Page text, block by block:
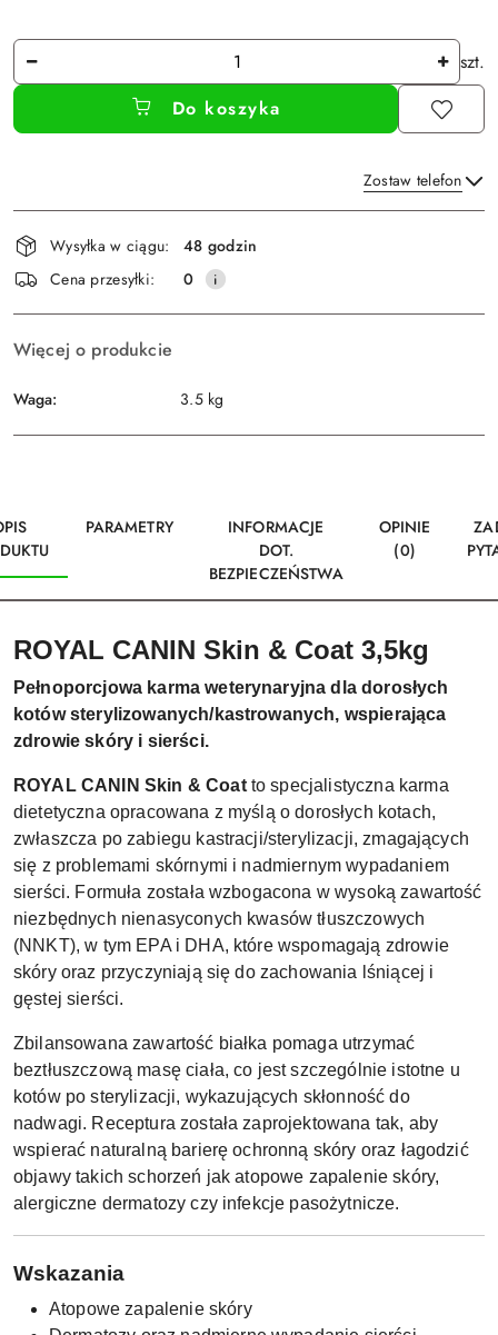
Ilość
szt.
Do koszyka
Zostaw telefon
Wyślij
Dostępność
i
dostawa
Wysyłka w ciągu:
48 godzin
Cena przesyłki:
0
Więcej o produkcie
Waga: 3.5 kg
PARAMETRY
INFORMACJE
DOT.
BEZPIECZEŃSTWA
OPINIE
(0)
ROYAL CANIN Skin & Coat 3,5kg
Pełnoporcjowa karma weterynaryjna dla dorosłych
kotów sterylizowanych/kastrowanych, wspierająca
zdrowie skóry i sierści.
ROYAL CANIN Skin & Coatto specjalistyczna karma
dietetyczna opracowana z myślą o dorosłych kotach,
zwłaszcza po zabiegu kastracji/sterylizacji, zmagających
się z problemami skórnymi i nadmiernym wypadaniem
sierści. Formuła została wzbogacona w wysoką zawartość
niezbędnych nienasyconych kwasów tłuszczowych
(NNKT), w tym EPA i DHA, które wspomagają zdrowie
skóry oraz przyczyniają się do zachowania lśniącej i
gęstej sierści.
Zbilansowana zawartość białka pomaga utrzymać
beztłuszczową masę ciała, co jest szczególnie istotne u
kotów po sterylizacji, wykazujących skłonność do
nadwagi. Receptura została zaprojektowana tak, aby
wspierać naturalną barierę ochronną skóry oraz łagodzić
objawy takich schorzeń jak atopowe zapalenie skóry,
alergiczne dermatozy czy infekcje pasożytnicze.
Wskazania
Atopowe zapalenie skóry